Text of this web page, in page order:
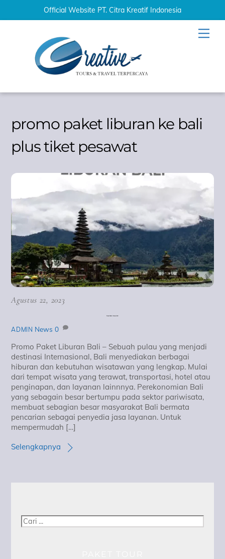
Official Website PT. Citra Kreatif Indonesia
promo paket liburan ke bali
plus tiket pesawat
Agustus 22, 2023
Promo Paket Liburan Bali
ADMIN News 0
Promo Paket Liburan Bali – Sebuah pulau yang menjadi
destinasi Internasional, Bali menyediakan berbagai
hiburan dan kebutuhan wisatawan yang lengkap. Mulai
dari tempat wisata yang terawat, transportasi, hotel atau
penginapan, dan layanan lainnnya. Perekonomian Bali
yang sebagain besar bertumpu pada sektor pariwisata,
membuat sebagian besar masyarakat Bali bermata
pencarian sebagai penyedia jasa layanan. Untuk
mempermudah […]
Selengkapnya
Cari